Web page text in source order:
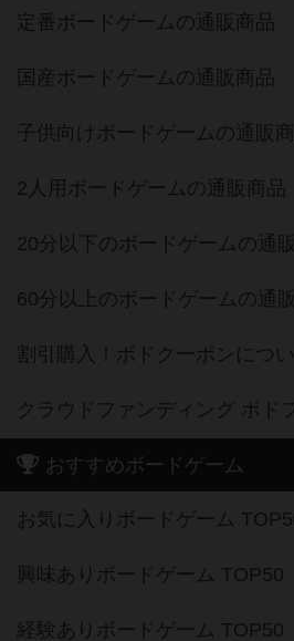
定番ボードゲームの通販商品
国産ボードゲームの通販商品
子供向けボードゲームの通販
2人用ボードゲームの通販商品
20分以下のボードゲームの通
60分以上のボードゲームの通
割引購入！ボドクーポンにつ
クラウドファンディング ボド
おすすめボードゲーム
お気に入りボードゲーム
興味ありボードゲーム TOP50
経験ありボードゲーム TOP50